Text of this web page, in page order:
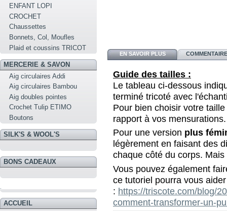
ENFANT LOPI
CROCHET
Chaussettes
Bonnets, Col, Moufles
Plaid et coussins TRICOT
MERCERIE & SAVON
Aig circulaires Addi
Aig circulaires Bambou
Aig doubles pointes
Crochet Tulip ETIMO
Boutons
SILK'S & WOOL'S
BONS CADEAUX
ACCUEIL
EN SAVOIR PLUS
Guide des tailles :
Le tableau ci-dessous
terminé tricoté avec
Pour bien choisir votre
rapport à vos mensurations.
Pour une version plus
légèrement en faisant des
chaque côté du corps.
Vous pouvez également
ce tutoriel pourra vous aider
: https://triscote.com/blog/
comment-transformer-un-